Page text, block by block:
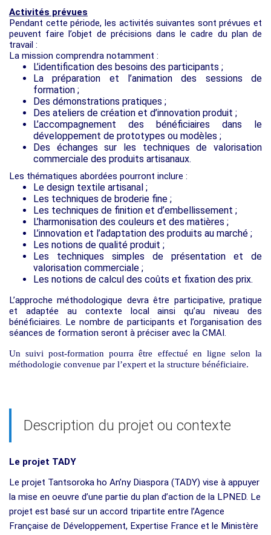
Activités prévues
Pendant cette période, les activités suivantes sont prévues et
peuvent faire l’objet de précisions dans le cadre du plan de
travail :
La mission comprendra notamment :
L’identification des besoins des participants ;
La préparation et l’animation des sessions de
formation ;
Des démonstrations pratiques ;
Des ateliers de création et d’innovation produit ;
L’accompagnement des bénéficiaires dans le
développement de prototypes ou modèles ;
Des échanges sur les techniques de valorisation
commerciale des produits artisanaux.
Les thématiques abordées pourront inclure :
Le design textile artisanal ;
Les techniques de broderie fine ;
Les techniques de finition et d’embellissement ;
L’harmonisation des couleurs et des matières ;
L’innovation et l’adaptation des produits au marché ;
Les notions de qualité produit ;
Les techniques simples de présentation et de
valorisation commerciale ;
Les notions de calcul des coûts et fixation des prix.
L’approche méthodologique devra être participative, pratique
et adaptée au contexte local ainsi qu’au niveau des
bénéficiaires. Le nombre de participants et l’organisation des
séances de formation seront à préciser avec la CMAI.
Un suivi post-formation pourra être effectué en ligne selon la
méthodologie convenue par l’expert et la structure bénéficiaire.
Description du projet ou contexte
Le projet TADY
Le projet Tantsoroka ho An’ny Diaspora (TADY) vise à appuyer
la mise en oeuvre d’une partie du plan d’action de la LPNED. Le
projet est basé sur un accord tripartite entre l’Agence
Française de Développement, Expertise France et le Ministère